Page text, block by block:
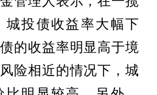
城投债收益率大幅下
的收益率明显高于境
险相近的情况下，城